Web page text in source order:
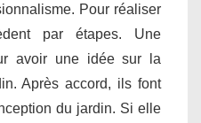
Pour réaliser
par étapes. Une
avoir une idée sur la
Après accord, ils font
du jardin. Si elle